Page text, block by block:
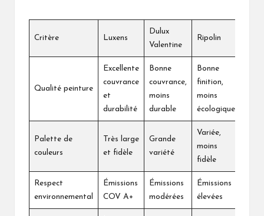
Critère Luxens
Dulux
Valentine
Ripolin
Qualité peinture
Excellente
couvrance
et
durabilité
Bonne
couvrance,
moins
durable
Bonne
finition,
moins
écologique
Palette de
couleurs
Très large
et fidèle
Grande
variété
Variée,
moins
fidèle
Respect
environnemental
Émissions
COV A+
Émissions
modérées
Émissions
élevées